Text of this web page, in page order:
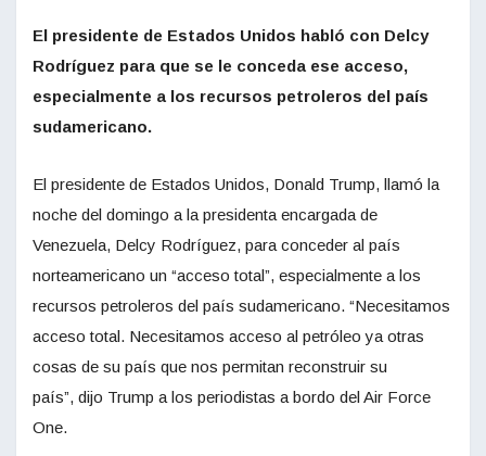
El presidente de Estados Unidos habló con Delcy
Rodríguez para que se le conceda ese acceso,
especialmente a los recursos petroleros del país
sudamericano.
El presidente de Estados Unidos, Donald Trump, llamó la
noche del domingo a la presidenta encargada de
Venezuela, Delcy Rodríguez, para conceder al país
norteamericano un “acceso total”, especialmente a los
recursos petroleros del país sudamericano. “Necesitamos
acceso total. Necesitamos acceso al petróleo ya otras
cosas de su país que nos permitan reconstruir su
país”, dijo Trump a los periodistas a bordo del Air Force
One.